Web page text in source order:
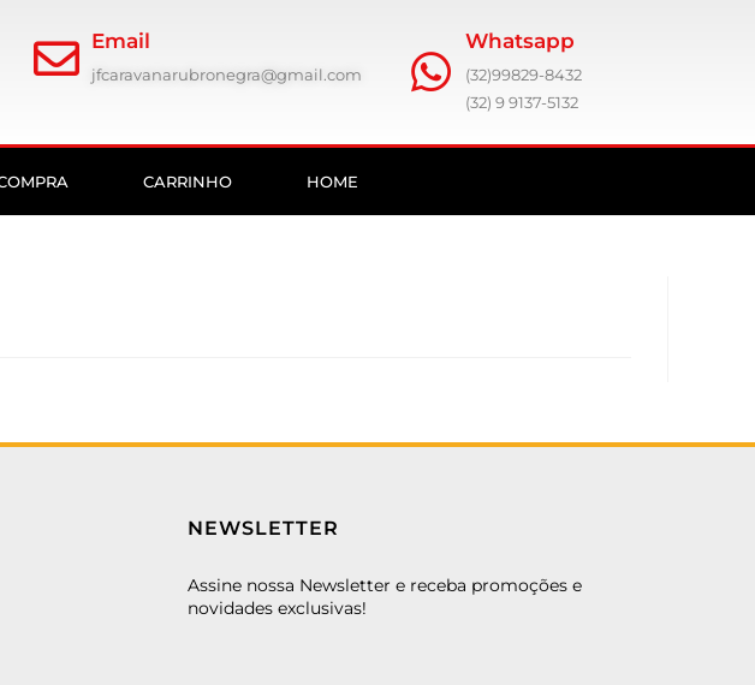
Email
jfcaravanarubronegra@gmail.com
Whatsapp
(32)99829-8432
(32) 9 9137-5132
CARRINHO HOME
NEWSLETTER
Assine nossa Newsletter e receba promoções e
novidades exclusivas!